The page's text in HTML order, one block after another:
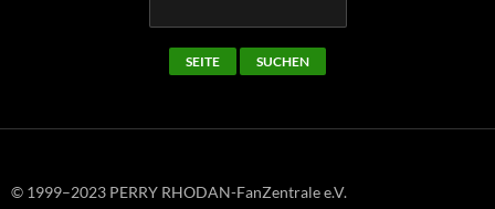
© 1999–2023 PERRY RHODAN-FanZentrale e.V.